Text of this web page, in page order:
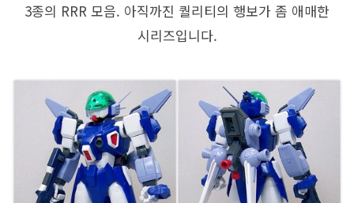
3종의 RRR 모음. 아직까진 퀄리티의 행보가 좀 애매한
시리즈입니다.